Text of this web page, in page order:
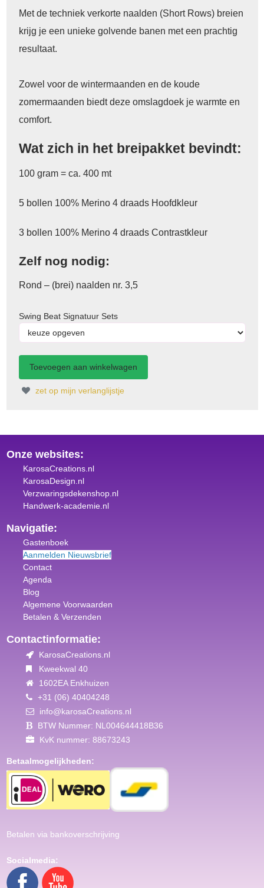
Met de techniek verkorte naalden (Short Rows) breien
krijg je een unieke golvende banen met een prachtig
resultaat.
Zowel voor de wintermaanden en de koude
zomermaanden biedt deze omslagdoek je warmte en
comfort.
Wat zich in het breipakket bevindt:
100 gram = ca. 400 mt
5 bollen 100% Merino 4 draads Hoofdkleur
3 bollen 100% Merino 4 draads Contrastkleur
Zelf nog nodig:
Rond – (brei) naalden nr. 3,5
Swing Beat Signatuur Sets
zet op mijn verlanglijstje
Onze websites:
KarosaCreations.nl
KarosaDesign.nl
Verzwaringsdekenshop.nl
Handwerk-academie.nl
Navigatie:
Gastenboek
Aanmelden Nieuwsbrief
Contact
Agenda
Blog
Algemene Voorwaarden
Betalen & Verzenden
Contactinformatie:
KarosaCreations.nl
Kweekwal 40
1602EA Enkhuizen
+31 (06) 40404248
info@karosaCreations.nl
BTW Nummer: NL004644418B36
KvK nummer: 88673243
Betaalmogelijkheden:
Betalen via bankoverschrijving
Socialmedia: